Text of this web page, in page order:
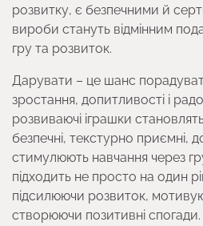
розвитку, є безпечними й
вироби стануть відмінним
гру та розвиток.
Дарувати – це шанс
зростання, допитливості і
розвиваючі іграшки
безпечні, текстурно приємні,
стимулюють навчання через
підходить не просто на один
підсилюючи розвиток,
створюючи позитивні